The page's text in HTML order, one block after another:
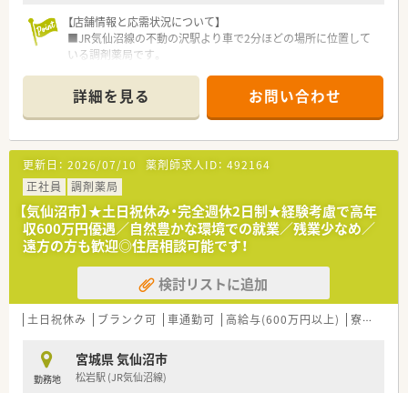
【店舗情報と応需状況について】
■JR気仙沼線の不動の沢駅より車で2分ほどの場所に位置して
いる調剤薬局です。
を応需しています。
■薬剤師2名と事務2名の計4名体制で、チームワーク良く業務に
取り組んでいます。
【想定される業務内容】
■調剤業務や監査、服薬指導を中心に、患者様の健康管理をトー
タルでサポートします。
■音声入力システム等の最新機器を活用し、効率的かつ正確に薬
歴管理を行います。
■在庫管理システムにより、近隣店舗と連携して医薬品の在庫確
認や手配を行います。
【こんな方にオススメ】
■安定した経営基盤のある大手企業グループで、長く安心して働
き続けたい方に最適です。
きたい方におすすめです。
■ワークライフバランスを重視し、プライベートの時間も大切に
したい方に適しています。
詳細を見る お問い合わせ
更新日： 2026/07/10 薬剤師求人ID： 492164
正社員
調剤薬局
【気仙沼市】★土日祝休み・完全週休2日制★経験考慮で高年
収600万円優遇／自然豊かな環境での就業／残業少なめ／
遠方の方も歓迎◎住居相談可能です！
検討リストに追加
土日祝休み ブランク可 車通勤可 高給与(600万円以上) 寮・借上社宅あり
勤務地
宮城県 気仙沼市
松岩駅 (JR気仙沼線)